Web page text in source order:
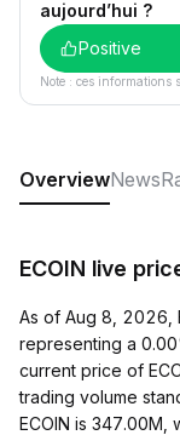
aujourd’hui ?
Positive
Note : ces
OverviewNews
ECOIN live
As of Aug 8, 2026,
representing a
current price of
trading volume
ECOIN is 347.00M,